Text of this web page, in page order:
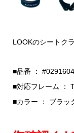
LOOKのシートク
■品番 ： #0291604
■対応フレーム ：
■カラー ： ブラッ